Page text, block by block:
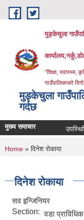
Skip to main content
मुड्केचुला
“शिक्षा, स्वास्थ्य,
गाउँपालिकाको
मुड्केचुला
गर्दछ
मुख्य समाचार उपस्थिति
You are here
Home » दिनेश रोकाया
दिनेश रोकाया
सव इन्जिनियर
Section: वडा प्राविधिक